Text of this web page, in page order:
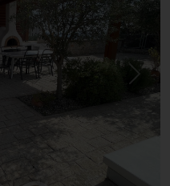
Next